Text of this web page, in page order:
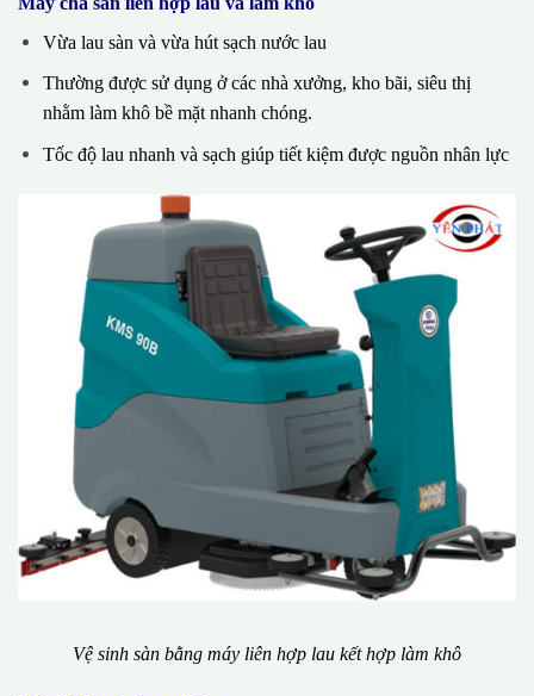
Vừa lau sàn và vừa hút sạch nước lau
Thường được sử dụng ở các nhà xưởng, kho bãi, siêu thị
nhằm làm khô bề mặt nhanh chóng.
Tốc độ lau nhanh và sạch giúp tiết kiệm được nguồn nhân lực
Vệ sinh sàn bằng máy liên hợp lau kết hợp làm khô